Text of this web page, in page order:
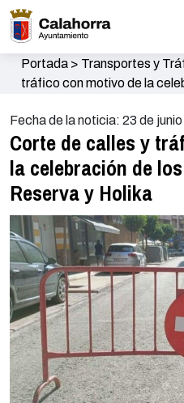
Portada> Transportes y
tráfico con motivo de la
Fecha de la noticia: 23 de
Corte de calles y
la celebración de
Reserva y Holika